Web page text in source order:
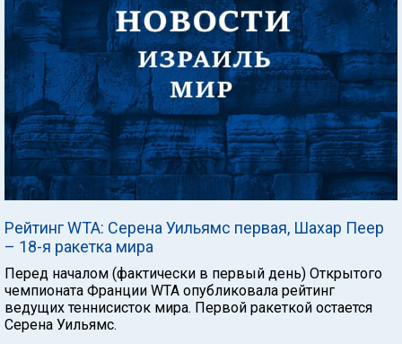
Рейтинг WTA: Серена Уильямс первая, Шахар Пеер
– 18-я ракетка мира
Перед началом (фактически в первый день) Открытого
чемпионата Франции WTA опубликовала рейтинг
ведущих теннисисток мира. Первой ракеткой остается
Серена Уильямс.